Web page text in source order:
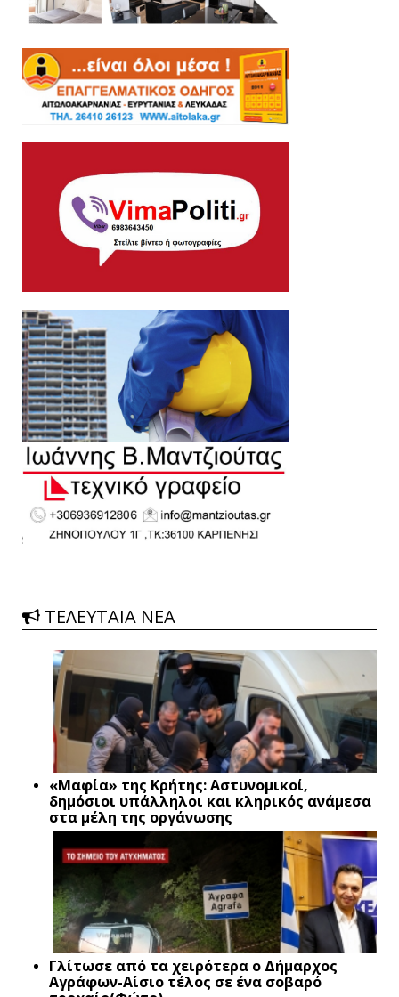
ΤΕΛΕΥΤΑΙΑ ΝΕΑ
«Μαφία» της Κρήτης: Αστυνομικοί,
δημόσιοι υπάλληλοι και κληρικός ανάμεσα
στα μέλη της οργάνωσης
Γλίτωσε από τα χειρότερα ο Δήμαρχος
Αγράφων-Αίσιο τέλος σε ένα σοβαρό